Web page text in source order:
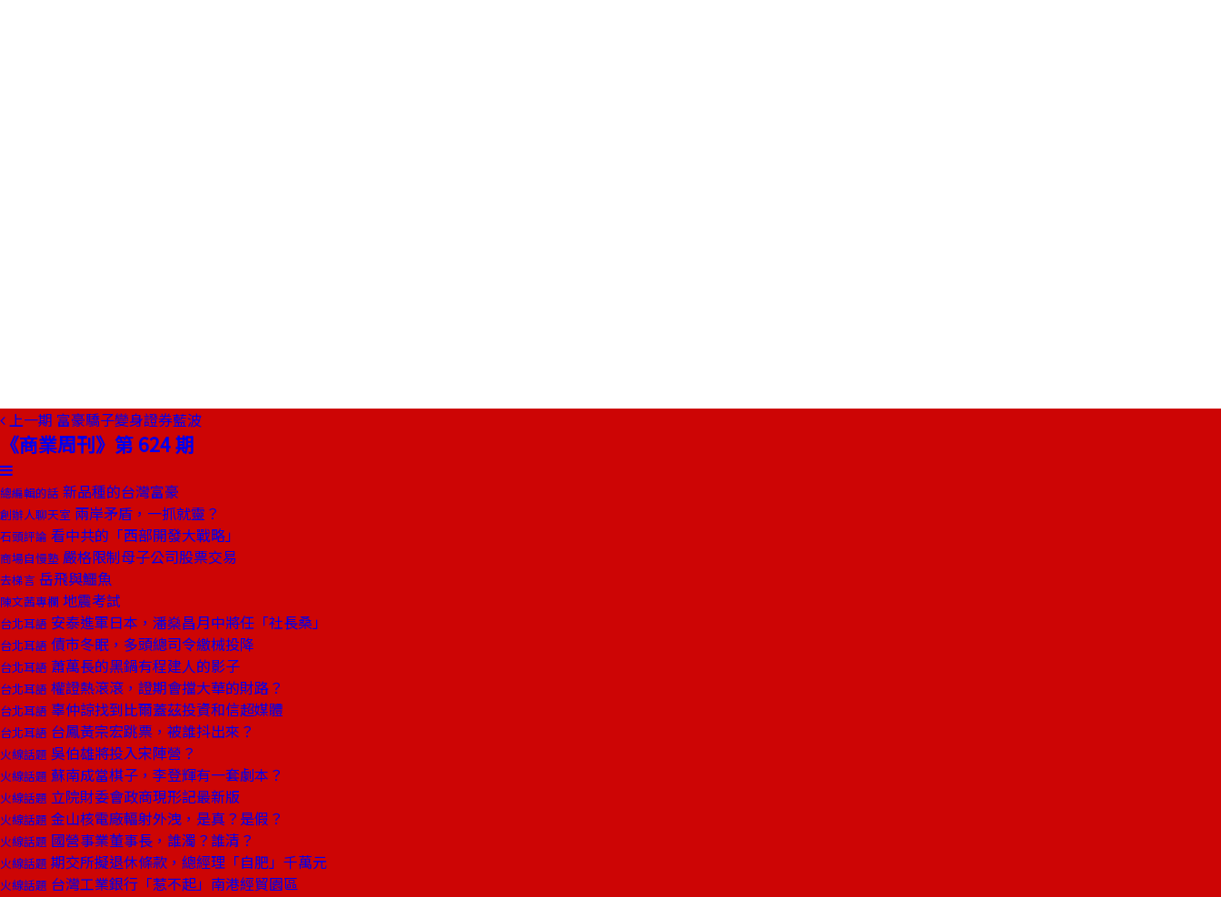
上一期 富豪驕子變身證券藍波
《商業周刊》第 624 期
總編輯的話 新品種的台灣富豪
創辦人聊天室 兩岸矛盾，一抓就靈？
石頭評論 看中共的「西部開發大戰略」
商場自慢塾 嚴格限制母子公司股票交易
去梯言 岳飛與鱷魚
陳文茜專欄 地震考試
台北耳語 安泰進軍日本，潘燊昌月中將任「社長桑」
台北耳語 債市冬眠，多頭總司令繳械投降
台北耳語 蕭萬長的黑鍋有程建人的影子
台北耳語 權證熱滾滾，證期會擋大華的財路？
台北耳語 辜仲諒找到比爾蓋茲投資和信超媒體
台北耳語 台鳳黃宗宏跳票，被誰抖出來？
火線話題 吳伯雄將投入宋陣營？
火線話題 蘇南成當棋子，李登輝有一套劇本？
火線話題 立院財委會政商現形記最新版
火線話題 金山核電廠輻射外洩，是真？是假？
火線話題 國營事業董事長，誰濁？誰清？
火線話題 期交所擬退休條款，總經理「自肥」千萬元
火線話題 台灣工業銀行「惹不起」南港經貿園區